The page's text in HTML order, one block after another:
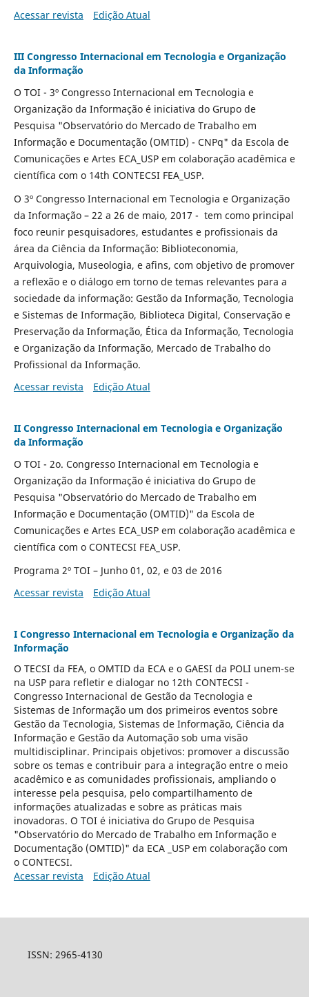
Acessar revista
Edição Atual
III Congresso Internacional em Tecnologia e Organização
da Informação
O TOI - 3º Congresso Internacional em Tecnologia e
Organização da Informação é iniciativa do Grupo de
Pesquisa "Observatório do Mercado de Trabalho em
Informação e Documentação (OMTID) - CNPq" da Escola de
Comunicações e Artes ECA_USP em colaboração acadêmica e
científica com o 14th CONTECSI FEA_USP.
O 3º Congresso Internacional em Tecnologia e Organização
da Informação – 22 a 26 de maio, 2017 - tem como principal
foco reunir pesquisadores, estudantes e profissionais da
área da Ciência da Informação: Biblioteconomia,
Arquivologia, Museologia, e afins, com objetivo de promover
a reflexão e o diálogo em torno de temas relevantes para a
sociedade da informação: Gestão da Informação, Tecnologia
e Sistemas de Informação, Biblioteca Digital, Conservação e
Preservação da Informação, Ética da Informação, Tecnologia
e Organização da Informação, Mercado de Trabalho do
Profissional da Informação.
Acessar revista
Edição Atual
II Congresso Internacional em Tecnologia e Organização
da Informação
O TOI - 2o. Congresso Internacional em Tecnologia e
Organização da Informação é iniciativa do Grupo de
Pesquisa "Observatório do Mercado de Trabalho em
Informação e Documentação (OMTID)" da Escola de
Comunicações e Artes ECA_USP em colaboração acadêmica e
científica com o CONTECSI FEA_USP.
Programa 2º TOI – Junho 01, 02, e 03 de 2016
Acessar revista
Edição Atual
I Congresso Internacional em Tecnologia e Organização da
Informação
O TECSI da FEA, o OMTID da ECA e o GAESI da POLI unem-se
na USP para refletir e dialogar no 12th CONTECSI -
Congresso Internacional de Gestão da Tecnologia e
Sistemas de Informação um dos primeiros eventos sobre
Gestão da Tecnologia, Sistemas de Informação, Ciência da
Informação e Gestão da Automação sob uma visão
multidisciplinar. Principais objetivos: promover a discussão
sobre os temas e contribuir para a integração entre o meio
acadêmico e as comunidades profissionais, ampliando o
interesse pela pesquisa, pelo compartilhamento de
informações atualizadas e sobre as práticas mais
inovadoras. O TOI é iniciativa do Grupo de Pesquisa
"Observatório do Mercado de Trabalho em Informação e
Documentação (OMTID)" da ECA _USP em colaboração com
o CONTECSI.
Acessar revista
Edição Atual
ISSN: 2965-4130